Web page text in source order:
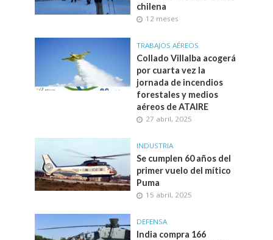
chilena
12 meses
TRABAJOS AÉREOS
Collado Villalba acogerá
por cuarta vez la
jornada de incendios
forestales y medios
aéreos de ATAIRE
27 abril, 2025
INDUSTRIA
Se cumplen 60 años del
primer vuelo del mítico
Puma
15 abril, 2025
DEFENSA
India compra 166